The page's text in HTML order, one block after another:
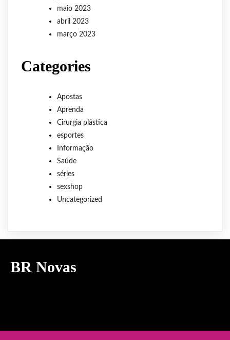
maio 2023
abril 2023
março 2023
Categories
Apostas
Aprenda
Cirurgia plástica
esportes
Informação
Saúde
séries
sexshop
Uncategorized
BR Novas